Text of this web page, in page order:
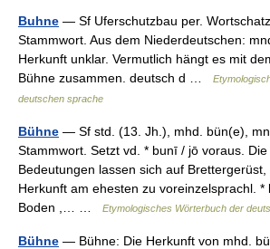
Buhne — Sf Uferschutzbau per.
Stammwort. Aus dem Niederdeutschen:
Herkunft unklar. Vermutlich hängt es mit
Bühne zusammen. deutsch d …
deutschen sprache
Bühne — Sf std. (13. Jh.), mhd. bün(e),
Stammwort. Setzt vd. * bunī / jō voraus. Die
Bedeutungen lassen sich auf Brettergerüst,
Herkunft am ehesten zu voreinzelsprachl. *
Boden ,… …
Etymologisches Wörterbuch der
Bühne — Bühne: Die Herkunft von mhd.